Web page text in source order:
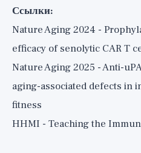
Ссылки:
Nature Aging 2024 -
efficacy of senolytic CAR T
Nature Aging 2025 - Anti-
aging-associated defects in
fitness
HHMI - Teaching the